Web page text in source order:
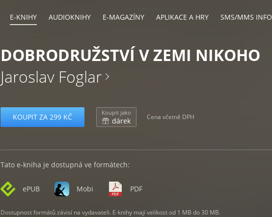
E-KNIHY AUDIOKNIHY E-MAGAZÍNY APLIKACE A HRY SMS/MMS INFO
DOBRODRUŽSTVÍ V ZEMI NIKOHO
Jaroslav Foglar
KOUPIT ZA 299 KČ Koupit jako
dárek Cena včetně DPH
Tato e-kniha je dostupná ve formátech:
ePUB Mobi PDF
Dostupnost formátů závisí na vydavateli. E-knihy mají velikost od 1 MB do 30 MB.